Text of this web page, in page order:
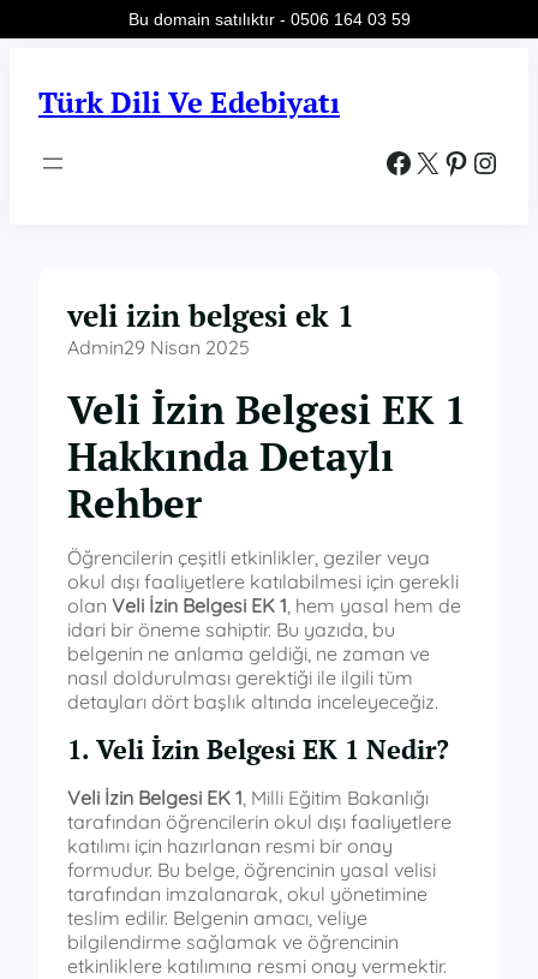
Türk Dili Ve Edebiyatı
Facebook X Pinterest Instagram
veli izin belgesi ek 1
Admin29 Nisan 2025
Veli İzin Belgesi EK 1
Hakkında Detaylı
Rehber
Öğrencilerin çeşitli etkinlikler, geziler veya
okul dışı faaliyetlere katılabilmesi için gerekli
olan Veli İzin Belgesi EK 1 , hem yasal hem de
idari bir öneme sahiptir. Bu yazıda, bu
belgenin ne anlama geldiği, ne zaman ve
nasıl doldurulması gerektiği ile ilgili tüm
detayları dört başlık altında inceleyeceğiz.
1. Veli İzin Belgesi EK 1 Nedir?
Veli İzin Belgesi EK 1 , Milli Eğitim Bakanlığı
tarafından öğrencilerin okul dışı faaliyetlere
katılımı için hazırlanan resmi bir onay
formudur. Bu belge, öğrencinin yasal velisi
tarafından imzalanarak, okul yönetimine
teslim edilir. Belgenin amacı, veliye
bilgilendirme sağlamak ve öğrencinin
etkinliklere katılımına resmi onay vermektir.
Bu domain satılıktır - 0506 164 03 59